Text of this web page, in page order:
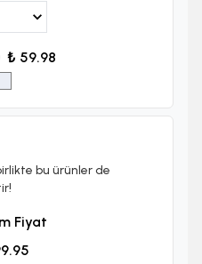
₺ 59.98
bu ürünler de
Fiyat